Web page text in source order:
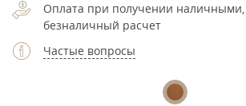
Оплата при получении наличными,
безналичный расчет
Частые вопросы